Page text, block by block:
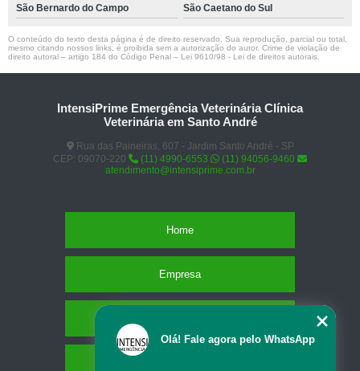
São Bernardo do Campo São Caetano do Sul
O conteúdo do texto desta página é de direito reservado. Sua reprodução, parcial ou total,
mesmo citando nossos links, é proibida sem a autorização do autor. Crime de violação de
direito autoral – artigo 184 do Código Penal – Lei 9610/98 - Lei de direitos autorais
IntensiPrime Emergência Veterinária Clínica
Veterinária em Santo André
Rua das Paineiras, 607 - Jardim Santo André - SP
CEP: 09070-220
(11) 4990-6553
(11) 94056-9460
atendimento@intensiprime.com.br
Home
Empresa
Olá! Fale agora pelo WhatsApp